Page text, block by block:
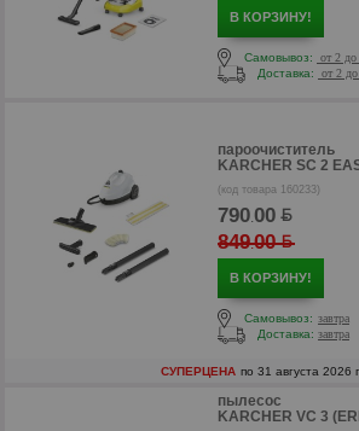
В КОРЗИНУ!
Самовывоз:
от 2 до
Доставка:
от 2
пароочиститель
KARCHER SC 2
(код товара 160233)
790.00
849.00
В КОРЗИНУ!
Самовывоз: завтра
Доставка: завтра
СУПЕРЦЕНА по 31 августа 2026
пылесос
KARCHER VC 3